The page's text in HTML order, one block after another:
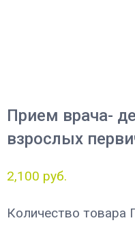
Прием врача-
взрослых
2,100 руб.
Количество товара